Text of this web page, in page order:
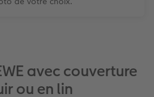
avec couverture
ou en lin